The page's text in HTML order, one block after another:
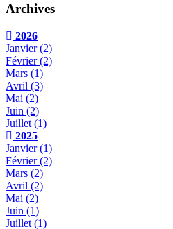
Archives
2026
Janvier(2)
Février(2)
Mars (1)
Avril (3)
Mai (2)
Juin (2)
Juillet (1)
2025
Janvier(1)
Février(2)
Mars (2)
Avril (2)
Mai (2)
Juin (1)
Juillet (1)